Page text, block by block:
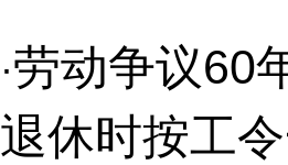
·劳动争议60
退休时按工